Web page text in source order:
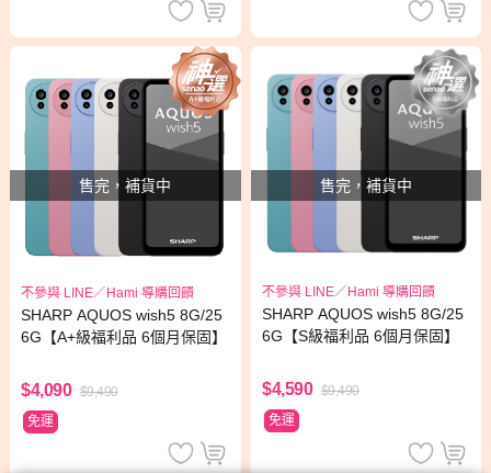
售完，補貨中
不參與 LINE／Hami 導購回饋
SHARP AQUOS wish5 8G/25
6G【A+級福利品 6個月保固】
$4,090 $9,490
免運
售完，補貨中
不參與 LINE／Hami 導購回饋
SHARP AQUOS wish5 8G/25
6G【S級福利品 6個月保固】
$4,590 $9,490
免運